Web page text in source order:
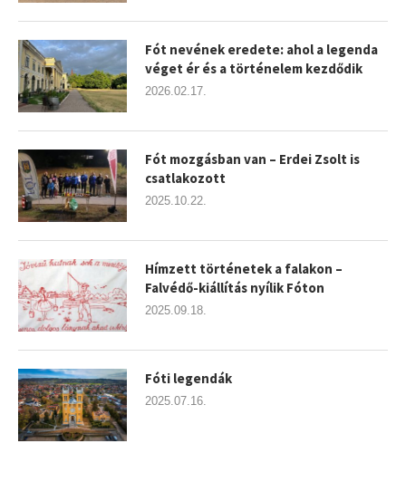
Fót nevének eredete: ahol a legenda
véget ér és a történelem kezdődik
2026.02.17.
Fót mozgásban van – Erdei Zsolt is
csatlakozott
2025.10.22.
Hímzett történetek a falakon –
Falvédő-kiállítás nyílik Fóton
2025.09.18.
Fóti legendák
2025.07.16.